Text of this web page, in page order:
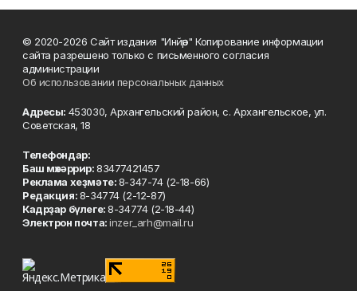
© 2020-2026 Сайт издания "Инйәр" Копирование информации
сайта разрешено только с письменного согласия
администрации
Об использовании персональных данных
Адресы: 453030, Архангельский район, с. Архангельское, ул.
Советская, 18
Телефондар:
Баш мөхәррир:83477421457
Реклама хеҙмәте:8-347-74 (2-18-66)
Редакция:8-34774 (2-12-87)
Кадрҙар бүлеге:8-34774 (2-18-44)
Электрон почта:inzer_arh@mail.ru